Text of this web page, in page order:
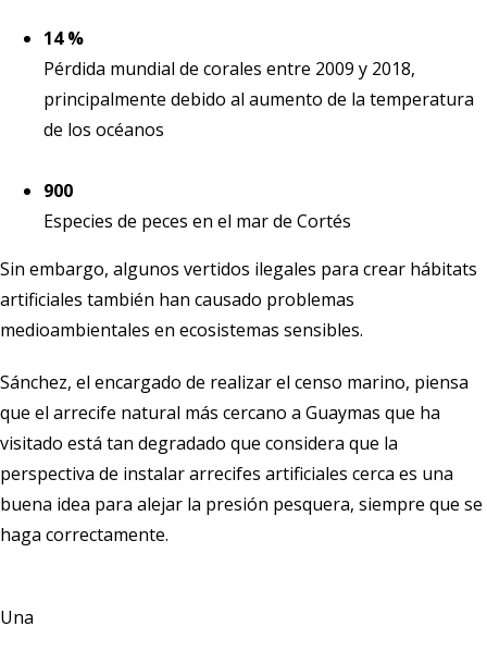
14 %
Pérdida mundial de corales entre 2009 y 2018,
principalmente debido al aumento de la temperatura
de los océanos
900
Especies de peces en el mar de Cortés
Sin embargo, algunos vertidos ilegales para crear hábitats
artificiales también han causado problemas
medioambientales en ecosistemas sensibles.
Sánchez, el encargado de realizar el censo marino, piensa
que el arrecife natural más cercano a Guaymas que ha
visitado está tan degradado que considera que la
perspectiva de instalar arrecifes artificiales cerca es una
buena idea para alejar la presión pesquera, siempre que se
haga correctamente.
Una